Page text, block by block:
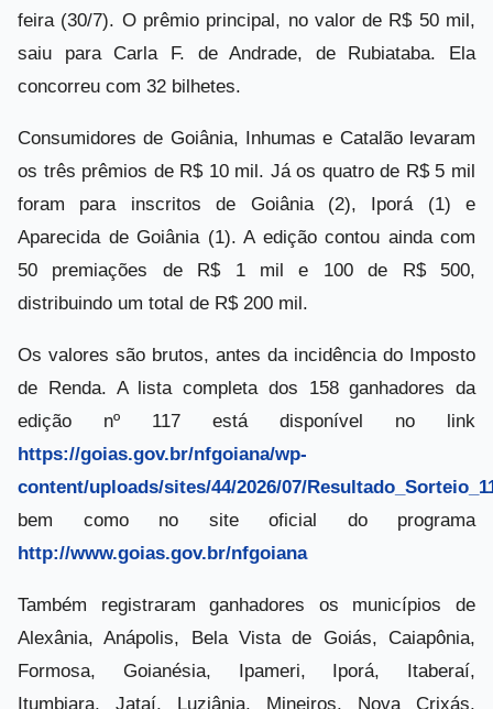
feira (30/7). O prêmio principal, no valor de R$ 50 mil,
saiu para Carla F. de Andrade, de Rubiataba. Ela
concorreu com 32 bilhetes.
Consumidores de Goiânia, Inhumas e Catalão levaram
os três prêmios de R$ 10 mil. Já os quatro de R$ 5 mil
foram para inscritos de Goiânia (2), Iporá (1) e
Aparecida de Goiânia (1). A edição contou ainda com
50 premiações de R$ 1 mil e 100 de R$ 500,
distribuindo um total de R$ 200 mil.
Os valores são brutos, antes da incidência do Imposto
de Renda. A lista completa dos 158 ganhadores da
edição nº 117 está disponível no link
https://goias.gov.br/nfgoiana/wp-
content/uploads/sites/44/2026/07/
bem como no site oficial do programa
http://www.goias.gov.br/nfgoiana
Também registraram ganhadores os municípios de
Alexânia, Anápolis, Bela Vista de Goiás, Caiapônia,
Formosa, Goianésia, Ipameri, Iporá, Itaberaí,
Itumbiara, Jataí, Luziânia, Mineiros, Nova Crixás,